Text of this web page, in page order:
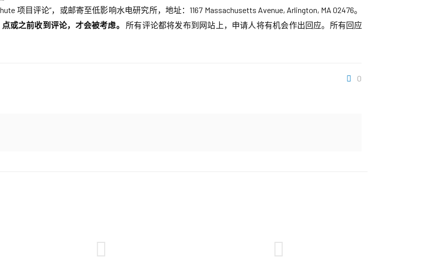
项目评论”，或邮寄至低影响水电研究所，地址：1167 Massachusetts Avenue, Arlington, MA 02476。
或之前收到评论，才会被考虑。
所有评论都将发布到网站上，申请人将有机会作出回应。所有回应
0